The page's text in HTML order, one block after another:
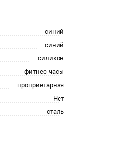
синий
синий
силикон
фитнес-часы
проприетарная
Нет
сталь